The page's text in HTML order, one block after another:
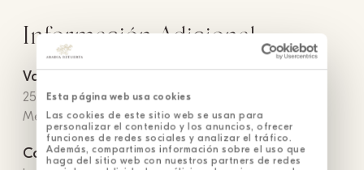
Esta página web usa cookies
Las cookies de este sitio web se usan para
personalizar el contenido y los anuncios, ofrecer
funciones de redes sociales y analizar el tráfico.
Además, compartimos información sobre el uso que
haga del sitio web con nuestros partners de redes
Información Adicional
Variedad
25% Garnacha, 25% Graciano, 23% Tempranillo, 10%
Merlot, 10% Syrah y 7% Malbec
Conservación